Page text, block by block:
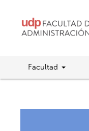
Facultad